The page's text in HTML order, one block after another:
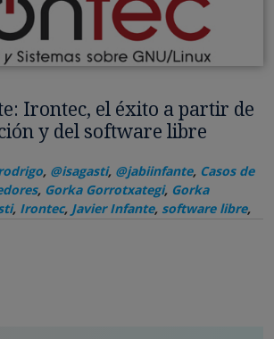
Irontec, el éxito a partir de
y del software libre
, @isagasti, @jabiinfante, Casos de
, Gorka Gorrotxategi, Gorka
, Irontec, Javier Infante, software libre,